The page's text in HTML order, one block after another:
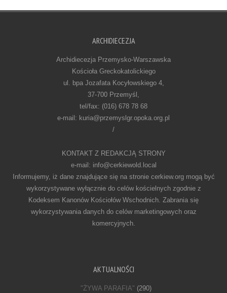
ARCHIDIECEZJA
Archidiecezja Przemysko-Warszawska
Kościoła Greckokatolickiego
ul. bpa Jozafata Kocyłowskiego 4,
37-700 Przemyśl,
tel/fax: (016) 678 78 68
e-mail: kuria@przemyslgr.opoka.org.pl
/
KONTAKT Z REDAKCJĄ STRONY
e-mail: info@cerkiewold.local
Informujemy, iż dane znajdujące się na stronie cerkiew.org mogą być
wykorzystywane wyłącznie do celów kościelnych zgodnie z
Kodeksem Kanonów Kościołów Wschodnich. Zabrania się
wykorzystywania danych do celów marketingowych oraz
komercyjnych.
AKTUALNOŚCI
"ŻYWA PARAFIA" (290)